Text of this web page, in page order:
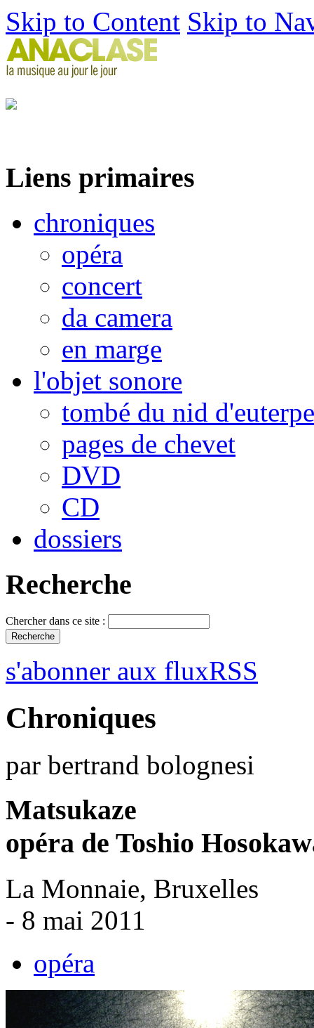
Skip to Content Skip to
Liens primaires
chroniques
opéra
concert
da camera
en marge
l'objet sonore
tombé du nid d'euterpe
pages de chevet
DVD
CD
dossiers
Recherche
Chercher dans ce site :
s'abonner aux fluxRSS
Chroniques
par bertrand bolognesi
Matsukaze
opéra de Toshio
La Monnaie, Bruxelles
- 8 mai 2011
opéra